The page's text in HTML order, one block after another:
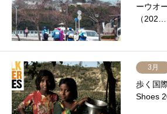
ーウオ
（202…
3月
歩く国
Shoes